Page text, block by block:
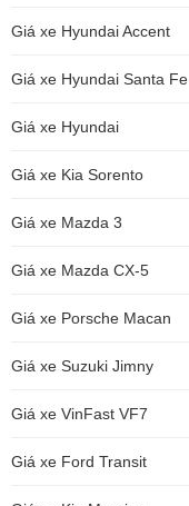
Giá xe Hyundai Accent
Giá xe Hyundai Santa Fe
Giá xe Hyundai
Giá xe Kia Sorento
Giá xe Mazda 3
Giá xe Mazda CX-5
Giá xe Porsche Macan
Giá xe Suzuki Jimny
Giá xe VinFast VF7
Giá xe Ford Transit